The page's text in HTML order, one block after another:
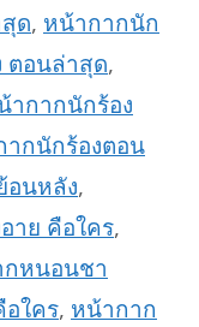
ด, หน้ากากนัก
ตอนล่าสุด,
ากากนักร้อง
กนักร้องตอน
อนหลัง,
าย คือใคร,
หนอนชา
ใคร, หน้ากาก